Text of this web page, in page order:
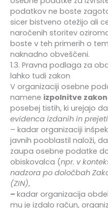
podatkov ne boste
sicer bistveno otežijo ali
naročenih storitev
boste v teh primerih o
naknadno obveščeni.
1.3. Pravna podlaga za
lahko tudi zakon
V organizaciji osebne
namene izpolnitve
posebej tistih, ki urejajo
evidenca izdanih in
– kadar organizaciji
javnih pooblastil naloži,
zaupa osebne podatke
obiskovalca (npr. v
nadzora po določbah
(ZIN),
– kadar organizacija
mu je izdalo račun,